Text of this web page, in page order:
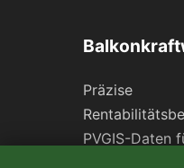
Präzise
PVGIS-Daten